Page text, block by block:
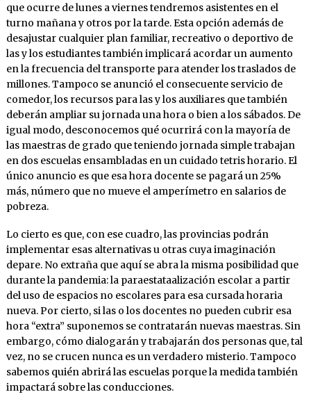
que ocurre de lunes a viernes tendremos asistentes en el
turno mañana y otros por la tarde. Esta opción además de
desajustar cualquier plan familiar, recreativo o deportivo de
las y los estudiantes también implicará acordar un aumento
en la frecuencia del transporte para atender los traslados de
millones. Tampoco se anunció el consecuente servicio de
comedor, los recursos para las y los auxiliares que también
deberán ampliar su jornada una hora o bien a los sábados. De
igual modo, desconocemos qué ocurrirá con la mayoría de
las maestras de grado que teniendo jornada simple trabajan
en dos escuelas ensambladas en un cuidado tetris horario. El
único anuncio es que esa hora docente se pagará un 25%
más, número que no mueve el amperímetro en salarios de
pobreza.
Lo cierto es que, con ese cuadro, las provincias podrán
implementar esas alternativas u otras cuya imaginación
depare. No extraña que aquí se abra la misma posibilidad que
durante la pandemia: la paraestataalización escolar a partir
del uso de espacios no escolares para esa cursada horaria
nueva. Por cierto, si las o los docentes no pueden cubrir esa
hora “extra” suponemos se contratarán nuevas maestras. Sin
embargo, cómo dialogarán y trabajarán dos personas que, tal
vez, no se crucen nunca es un verdadero misterio. Tampoco
sabemos quién abrirá las escuelas porque la medida también
impactará sobre las conducciones.